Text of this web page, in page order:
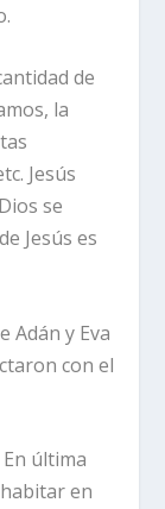
de
la
Jesús
se
Jesús es
Adán y Eva
con el
última
en